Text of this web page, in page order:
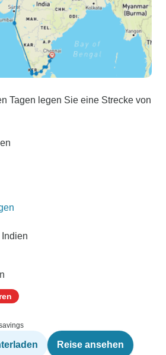
Tagen legen Sie eine Strecke von
Indien
Reise ansehen